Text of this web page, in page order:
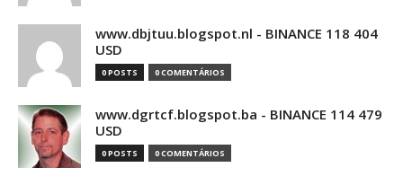
www.dbjtuu.blogspot.nl - BINANCE 118 404
USD
0 POSTS 0 COMENTÁRIOS
www.dgrtcf.blogspot.ba - BINANCE 114 479
USD
0 POSTS 0 COMENTÁRIOS